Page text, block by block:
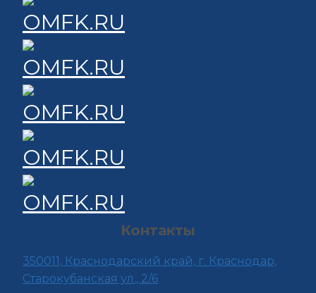
Контакты
350011, Краснодарский край, г. Краснодар,
Старокубанская ул., 2/6